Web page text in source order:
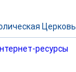
Церковь
ресурсы